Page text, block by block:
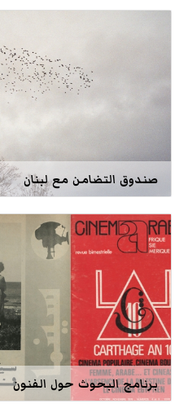
صندوق التضامن مع لبنان
برنامج البحوث حول الفنون